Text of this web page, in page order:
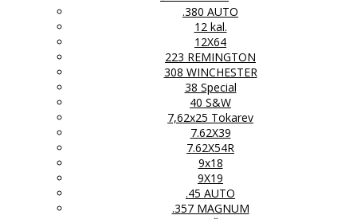
.380 AUTO
12 kal.
12X64
223 REMINGTON
308 WINCHESTER
38 Special
40 S&W
7,62x25 Tokarev
7.62X39
7.62X54R
9x18
9X19
.45 AUTO
.357 MAGNUM